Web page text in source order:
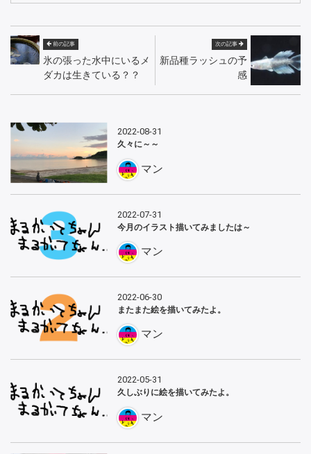
前の記事
氷の張った水中にいるメ
ダカは生きている？？
次の記事
新品種ラッシュの予
感
2022-08-31
久々に～～
マン
2022-07-31
今月のイラスト描いてみましたは～
マン
2022-06-30
またまた絵を描いてみたよ。
マン
2022-05-31
久しぶりに絵を描いてみたよ。
マン